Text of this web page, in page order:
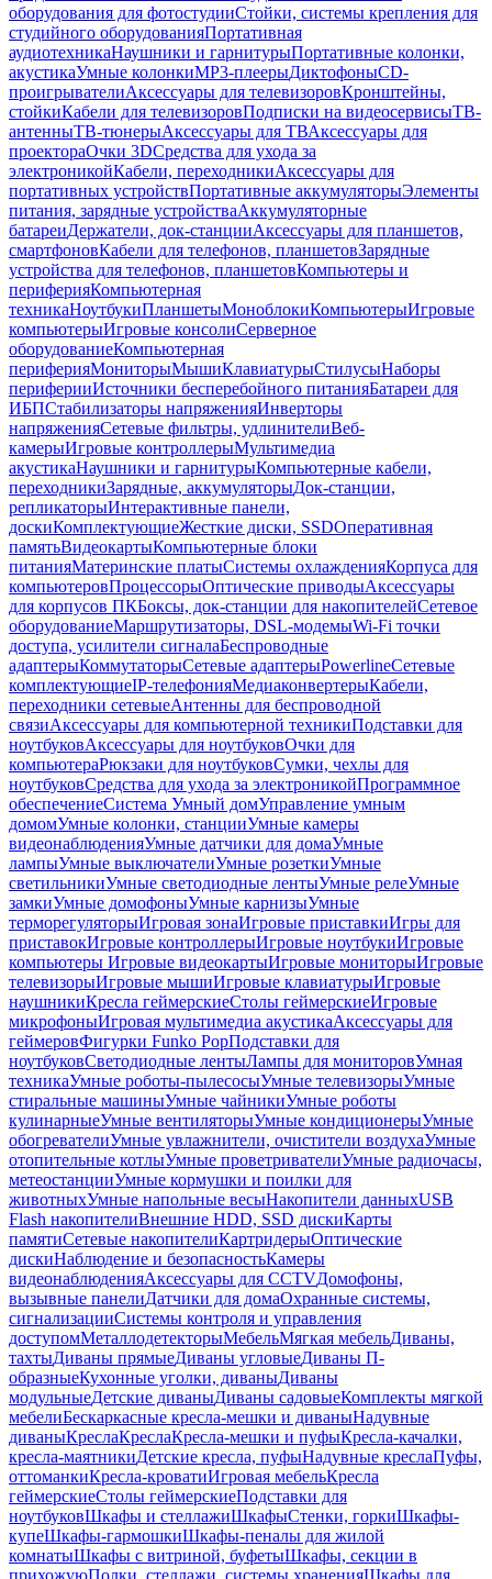
оборудования для фотостудииСтойки, системы крепления для
студийного оборудованияПортативная
аудиотехникаНаушники и гарнитурыПортативные колонки,
акустикаУмные колонкиMP3-плеерыДиктофоныCD-
проигрывателиАксессуары для телевизоровКронштейны,
стойкиКабели для телевизоровПодписки на видеосервисыТВ-
антенныТВ-тюнерыАксессуары для ТВАксессуары для
проектораОчки 3DСредства для ухода за
электроникойКабели, переходникиАксессуары для
портативных устройствПортативные аккумуляторыЭлементы
питания, зарядные устройстваАккумуляторные
батареиДержатели, док-станцииАксессуары для планшетов,
смартфоновКабели для телефонов, планшетовЗарядные
устройства для телефонов, планшетовКомпьютеры и
периферияКомпьютерная
техникаНоутбукиПланшетыМоноблокиКомпьютерыИгровые
компьютерыИгровые консолиСерверное
оборудованиеКомпьютерная
периферияМониторыМышиКлавиатурыСтилусыНаборы
периферииИсточники бесперебойного питанияБатареи для
ИБПСтабилизаторы напряженияИнверторы
напряженияСетевые фильтры, удлинителиВеб-
камерыИгровые контроллерыМультимедиа
акустикаНаушники и гарнитурыКомпьютерные кабели,
переходникиЗарядные, аккумуляторыДок-станции,
репликаторыИнтерактивные панели,
доскиКомплектующиеЖесткие диски, SSDОперативная
памятьВидеокартыКомпьютерные блоки
питанияМатеринские платыСистемы охлажденияКорпуса для
компьютеровПроцессорыОптические приводыАксессуары
для корпусов ПКБоксы, док-станции для накопителейСетевое
оборудованиеМаршрутизаторы, DSL-модемыWi-Fi точки
доступа, усилители сигналаБеспроводные
адаптерыКоммутаторыСетевые адаптерыPowerlineСетевые
комплектующиеIP-телефонияМедиаконвертерыКабели,
переходники сетевыеАнтенны для беспроводной
связиАксессуары для компьютерной техникиПодставки для
ноутбуковАксессуары для ноутбуковОчки для
компьютераРюкзаки для ноутбуковСумки, чехлы для
ноутбуковСредства для ухода за электроникойПрограммное
обеспечениеСистема Умный домУправление умным
домомУмные колонки, станцииУмные камеры
видеонаблюденияУмные датчики для домаУмные
лампыУмные выключателиУмные розеткиУмные
светильникиУмные светодиодные лентыУмные релеУмные
замкиУмные домофоныУмные карнизыУмные
терморегуляторыИгровая зонаИгровые приставкиИгры для
приставокИгровые контроллерыИгровые ноутбукиИгровые
компьютеры Игровые видеокартыИгровые мониторыИгровые
телевизорыИгровые мышиИгровые клавиатурыИгровые
наушникиКресла геймерскиеСтолы геймерскиеИгровые
микрофоныИгровая мультимедиа акустикаАксессуары для
геймеровФигурки Funko PopПодставки для
ноутбуковСветодиодные лентыЛампы для мониторовУмная
техникаУмные роботы-пылесосыУмные телевизорыУмные
стиральные машиныУмные чайникиУмные роботы
кулинарныеУмные вентиляторыУмные кондиционерыУмные
обогревателиУмные увлажнители, очистители воздухаУмные
отопительные котлыУмные проветривателиУмные радиочасы,
метеостанцииУмные кормушки и поилки для
животныхУмные напольные весыНакопители данныхUSB
Flash накопителиВнешние HDD, SSD дискиКарты
памятиСетевые накопителиКартридерыОптические
дискиНаблюдение и безопасностьКамеры
видеонаблюденияАксессуары для CCTVДомофоны,
вызывные панелиДатчики для домаОхранные системы,
сигнализацииСистемы контроля и управления
доступомМеталлодетекторыМебельМягкая мебельДиваны,
тахтыДиваны прямыеДиваны угловыеДиваны П-
образныеКухонные уголки, диваныДиваны
модульныеДетские диваныДиваны садовыеКомплекты мягкой
мебелиБескаркасные кресла-мешки и диваныНадувные
диваныКреслаКреслаКресла-мешки и пуфыКресла-качалки,
кресла-маятникиДетские кресла, пуфыНадувные креслаПуфы,
оттоманкиКресла-кроватиИгровая мебельКресла
геймерскиеСтолы геймерскиеПодставки для
ноутбуковШкафы и стеллажиШкафыСтенки, горкиШкафы-
купеШкафы-гармошкиШкафы-пеналы для жилой
комнатыШкафы с витриной, буфетыШкафы, секции в
прихожуюПолки, стеллажи, системы храненияШкафы для